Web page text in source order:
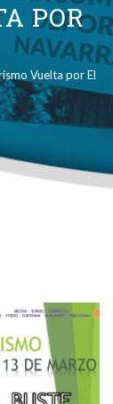
POR
Vuelta por El